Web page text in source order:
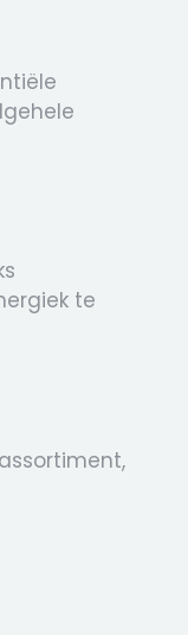
te